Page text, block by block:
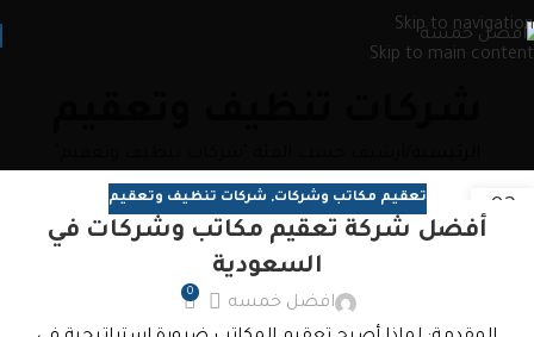
Skip to navigation
Skip to main content
تعقيم مكاتب وشركات, شركات تنظيف وتعقيم
أفضل شركة تعقيم مكاتب وشركات في
السعودية
افضل خمسه
0